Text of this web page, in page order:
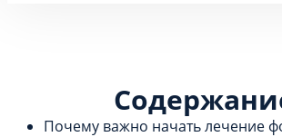
Почему важно начать лечение